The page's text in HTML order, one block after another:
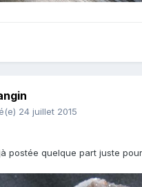
24 juillet 2015
postée quelque part juste